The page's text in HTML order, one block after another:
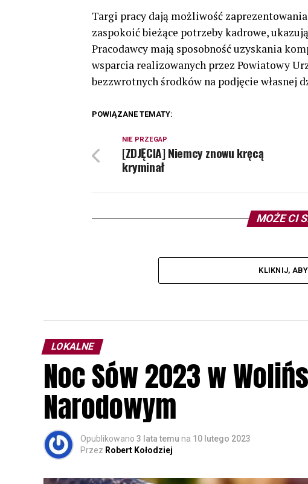
Targi pracy dają możliwość
zaspokoić bieżące potrzeby kadrowe,
Pracodawcy mają sposobność uzyskania
wsparcia realizowanych przez Powiatowy
bezzwrotnych środków na podjęcie własnej
POWIĄZANE TEMATY:
NIE PRZEGAP
[ZDJĘCIA] Niemcy znowu kręcą
kryminał
MOŻE CI
KLIKNIJ,
LOKALNE
Noc Sów 2023 w
Narodowym
Opublikowano 3 lata temu na 10 lutego 2023
Przez Robert Kołodziej